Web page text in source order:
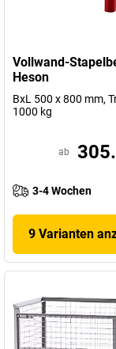
Vollwand-
Heson
BxL 500 x 800 mm,
1000 kg
ab
3-4 Wochen
9 Varianten